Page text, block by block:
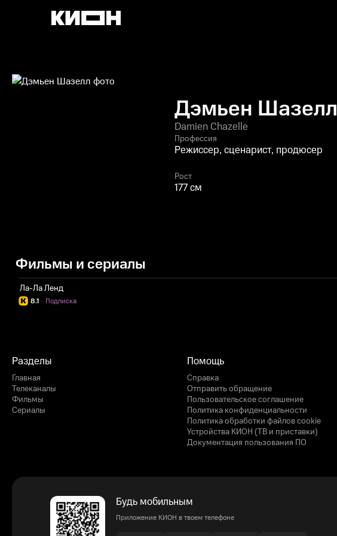
Дэмьен Шазелл
Damien Chazelle
Профессия
Режиссер, сценарист, продюсер
Рост
177 см
Фильмы и сериалы
Ла-Ла Ленд
8.1 Подписка
·
Разделы
Главная
Телеканалы
Фильмы
Сериалы
Помощь
Справка
Отправить обращение
Пользовательское соглашение
Политика конфиденциальности
Политика обработки файлов cookie
Устройства КИОН (ТВ и приставки)
Документация пользования ПО
Будь мобильным
Приложение КИОН в твоем телефоне